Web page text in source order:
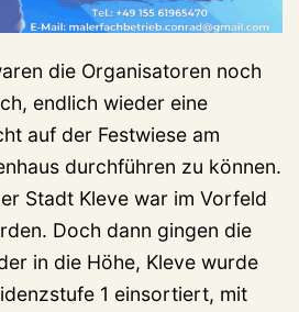
die Organisatoren noch
endlich wieder eine
auf der Festwiese am
durchführen zu können.
Stadt Kleve war im Vorfeld
Doch dann gingen die
in die Höhe, Kleve wurde
1 einsortiert, mit